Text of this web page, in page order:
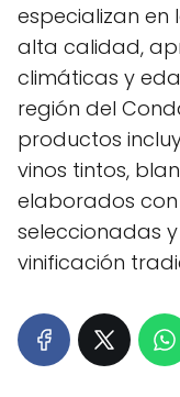
especializan en
alta calidad,
climáticas y
región del
productos
vinos tintos,
elaborados
seleccionadas
vinificación